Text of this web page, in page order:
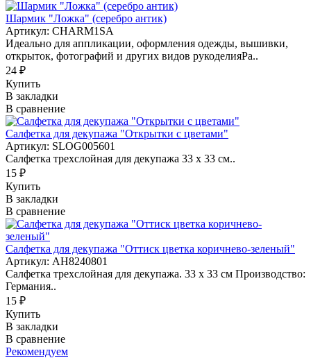
Шармик "Ложка" (серебро антик)
Артикул: CHARM1SA
Идеально для аппликации, оформления одежды, вышивки,
открыток, фотографий и других видов рукоделияРа..
24 ₽
Купить
В закладки
В сравнение
Салфетка для декупажа "Открытки с цветами"
Артикул: SLOG005601
Салфетка трехслойная для декупажа 33 х 33 см..
15 ₽
Купить
В закладки
В сравнение
Салфетка для декупажа "Оттиск цветка коричнево-зеленый"
Артикул: AH8240801
Салфетка трехслойная для декупажа. 33 х 33 см Производство:
Германия..
15 ₽
Купить
В закладки
В сравнение
Рекомендуем